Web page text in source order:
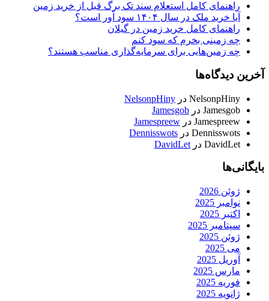
راهنمای کامل استعلام سند تک برگ قبل از خرید زمین
آیا خرید ملک در سال ۱۴۰۴ سود آور است؟
راهنمای کامل خرید زمین در گیلان
چه زمینی بخرم که سود کنم
چه زمین‌هایی برای سرمایه‌گذاری مناسب هستند؟
آخرین دیدگاه‌ها
NelsonpHiny در NelsonpHiny
Jamesgob در Jamesgob
Jamespreew در Jamespreew
Dennisswots در Dennisswots
DavidLet در DavidLet
بایگانی‌ها
ژوئن 2026
نوامبر 2025
اکتبر 2025
سپتامبر 2025
ژوئن 2025
می 2025
آوریل 2025
مارس 2025
فوریه 2025
ژانویه 2025